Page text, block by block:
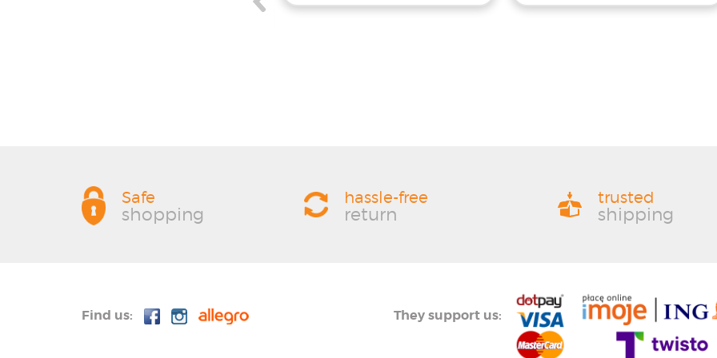
Safe
shopping
hassle-free
return
trusted
shipping
They support us:
Find us: